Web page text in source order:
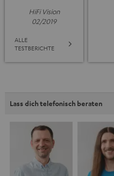
HiFi Vision
02/2019
ALLE
TESTBERICHTE
Lass dich telefonisch beraten